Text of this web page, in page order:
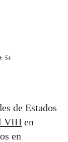
54
de Estados
VIH en
en